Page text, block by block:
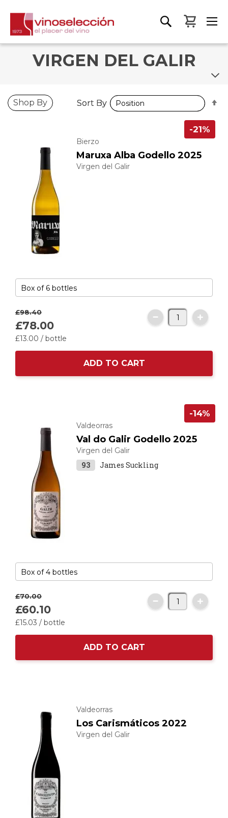
My
VIRGEN DEL GALIR
Bierzo
Maruxa Alba Godello 2025
Virgen del Galir
-21%
£98.40
£78.00
£13.00 / bottle
ADD TO CART
Valdeorras
Val do Galir Godello 2025
Virgen del Galir
93 James Suckling
-14%
£70.00
£60.10
£15.03 / bottle
ADD TO CART
Valdeorras
Los Carismáticos 2022
Virgen del Galir
Shop By Sort By
Sort By